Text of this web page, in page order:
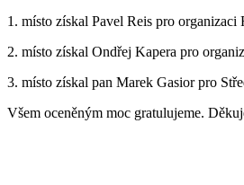
1. místo získal Pavel Reis pro
2. místo získal Ondřej Kapera pro
3. místo získal pan Marek Gasior pro
Všem oceněným moc gratulujeme.